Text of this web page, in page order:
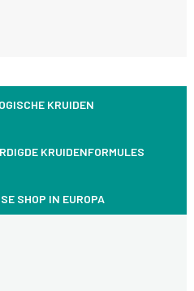
KRUIDEN
KRUIDENFORMULES
SHOP IN EUROPA